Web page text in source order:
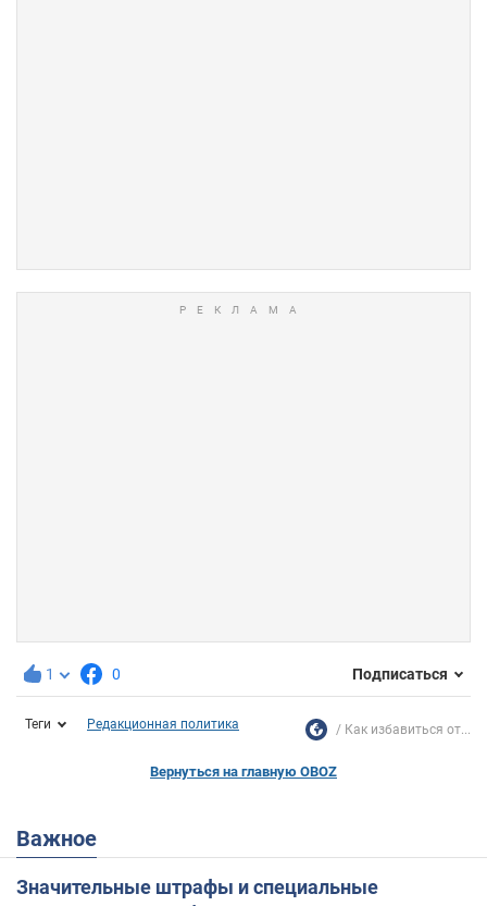
1 0 Подписаться
Теги Редакционная политика Как избавиться от...
Вернуться на главную OBOZ
Важное
Значительные штрафы и специальные